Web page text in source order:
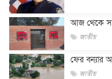
আজ থেকে
জাতীয়
ফের বন্যার
জাতীয়